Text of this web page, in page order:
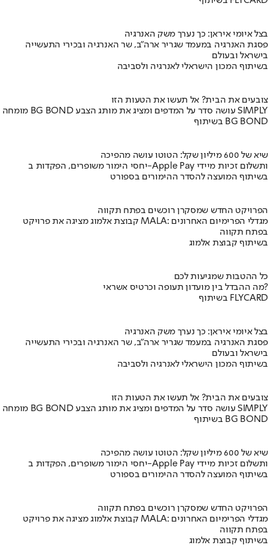
בצל איומי איראן: כך נערך משק האנרגיה
פסגת האנרגיה במעמד שגריר ארה"ב, שר האנרגיה ובכירי התעשייה
בישראל ובעולם
בשיתוף המכון הישראלי לאנרגיה ולסביבה
צובעים את הבית? אל תעשו את הטעות הזו
מומחה BG BOND עושה סדר על המדפים ומציג את מותג הצבע SIMPLY
בשיתוף BG BOND
שיא של 600 מיליון שקל: הטוטו עושה מהפיכה
יחסי הימור משופרים, הפקדות ב-Apple Pay ותשלום זכיות מיידי
בשיתוף המועצה להסדר ההימורים בספורט
הפרויקט החדש שמסקרן רוכשים בפתח תקווה
קבוצת אלמוג מציגה את פרויקט MALA: מגדלי הפרימיום האחרונים
בפתח תקווה
בשיתוף קבוצת אלמוג
כל ההטבות שמגיעות לכם
מה ההבדל בין מועדון תעופה וכרטיס אשראי?
בשיתוף FLYCARD
בצל איומי איראן: כך נערך משק האנרגיה
פסגת האנרגיה במעמד שגריר ארה"ב, שר האנרגיה ובכירי התעשייה
בישראל ובעולם
בשיתוף המכון הישראלי לאנרגיה ולסביבה
צובעים את הבית? אל תעשו את הטעות הזו
מומחה BG BOND עושה סדר על המדפים ומציג את מותג הצבע SIMPLY
בשיתוף BG BOND
שיא של 600 מיליון שקל: הטוטו עושה מהפיכה
יחסי הימור משופרים, הפקדות ב-Apple Pay ותשלום זכיות מיידי
בשיתוף המועצה להסדר ההימורים בספורט
הפרויקט החדש שמסקרן רוכשים בפתח תקווה
קבוצת אלמוג מציגה את פרויקט MALA: מגדלי הפרימיום האחרונים
בפתח תקווה
בשיתוף קבוצת אלמוג